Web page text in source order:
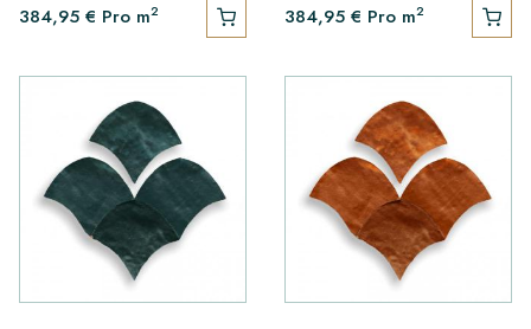
384,95 € Pro m2 384,95 € Pro m2